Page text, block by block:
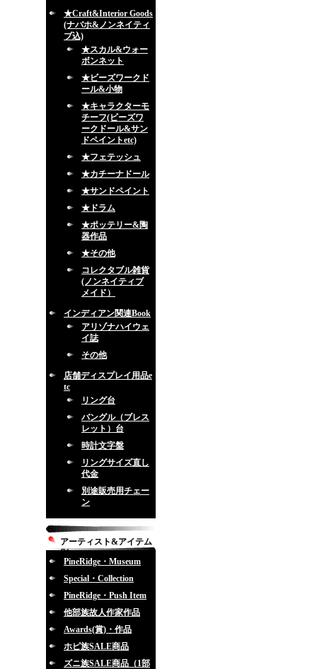
★Craft&Interior Goods
(ナバホ&ノンネイティ
ブ込)
★スカル&ウォー
ボンネット
★ビーズワークド
ール&小物
★キャラクターモ
チーフ(ビーズワ
ークドール&サン
ドペイントetc)
★フェテッシュ
★カチーナドール
★サンドペイント
★ドラム
★ポッテリー&陶
器作品
★その他
コレクタブル雑貨
(ノンネイティブ
メイド）
インディアン関連Book
アリゾナハイウェ
イ誌
その他
店舗ディスプレイ用品e
tc
リング台
バングル（ブレス
レット）台
時計文字盤
リングサイズ直し
代金
別途販売用チェー
ン
アーティスト&アイテム
別
PineRidge・Museum
Special・Collection
PineRidge・Push Item
他部族故人作家作品
Awards(賞)・作品
ホピ族SALE商品
ズニ族SALE商品（1部